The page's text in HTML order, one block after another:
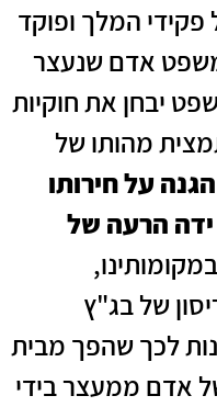
פקידי המלך ופוקד
אדם שנעצר
יבחן את חוקיות
מהותו של
הגנה על חירותו
הרעה של
של בג"ץ
לכך שהפך מבית
אדם ממעצר בידי